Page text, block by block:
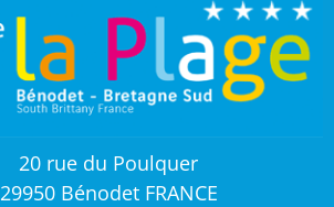
20 rue du Poulquer
29950 Bénodet FRANCE